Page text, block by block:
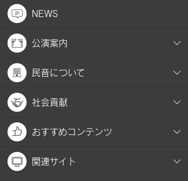
NEWS
公演案内
民音について
社会貢献
おすすめコンテンツ
関連サイト